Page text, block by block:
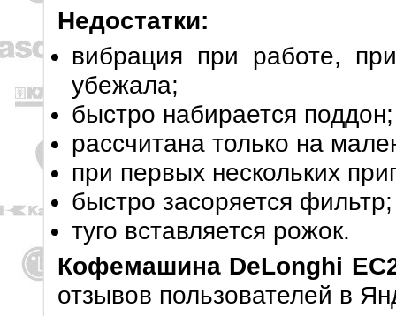
Недостатки:
вибрация при работе,
убежала;
быстро набирается поддон;
рассчитана только на
при первых нескольких
быстро засоряется фильтр;
туго вставляется рожок.
Кофемашина DeLonghi
отзывов пользователей в